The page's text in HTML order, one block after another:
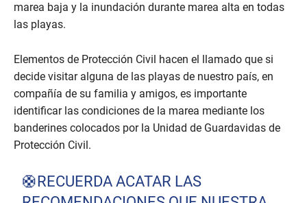
marea baja y la inundación durante marea alta en todas
las playas.
Elementos de Protección Civil hacen el llamado que si
decide visitar alguna de las playas de nuestro país, en
compañía de su familia y amigos, es importante
identificar las condiciones de la marea mediante los
banderines colocados por la Unidad de Guardavidas de
Protección Civil.
🛟RECUERDA ACATAR LAS